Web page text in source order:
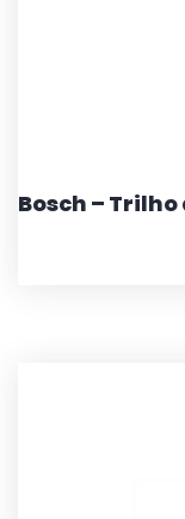
Bosch – Trilho